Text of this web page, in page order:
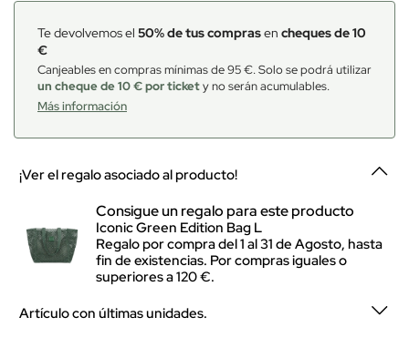
Te devolvemos el 50% de tus comprasen cheques de 10
€
Canjeables en compras mínimas de 95 €. Solo se podrá utilizar
un cheque de 10 € por tickety no serán acumulables.
Más información
¡Ver el regalo asociado al producto!
Consigue un regalo para este producto
Iconic Green Edition Bag L
Regalo por compra del 1 al 31 de Agosto, hasta
fin de existencias. Por compras iguales o
superiores a 120 €.
Artículo con últimas unidades.